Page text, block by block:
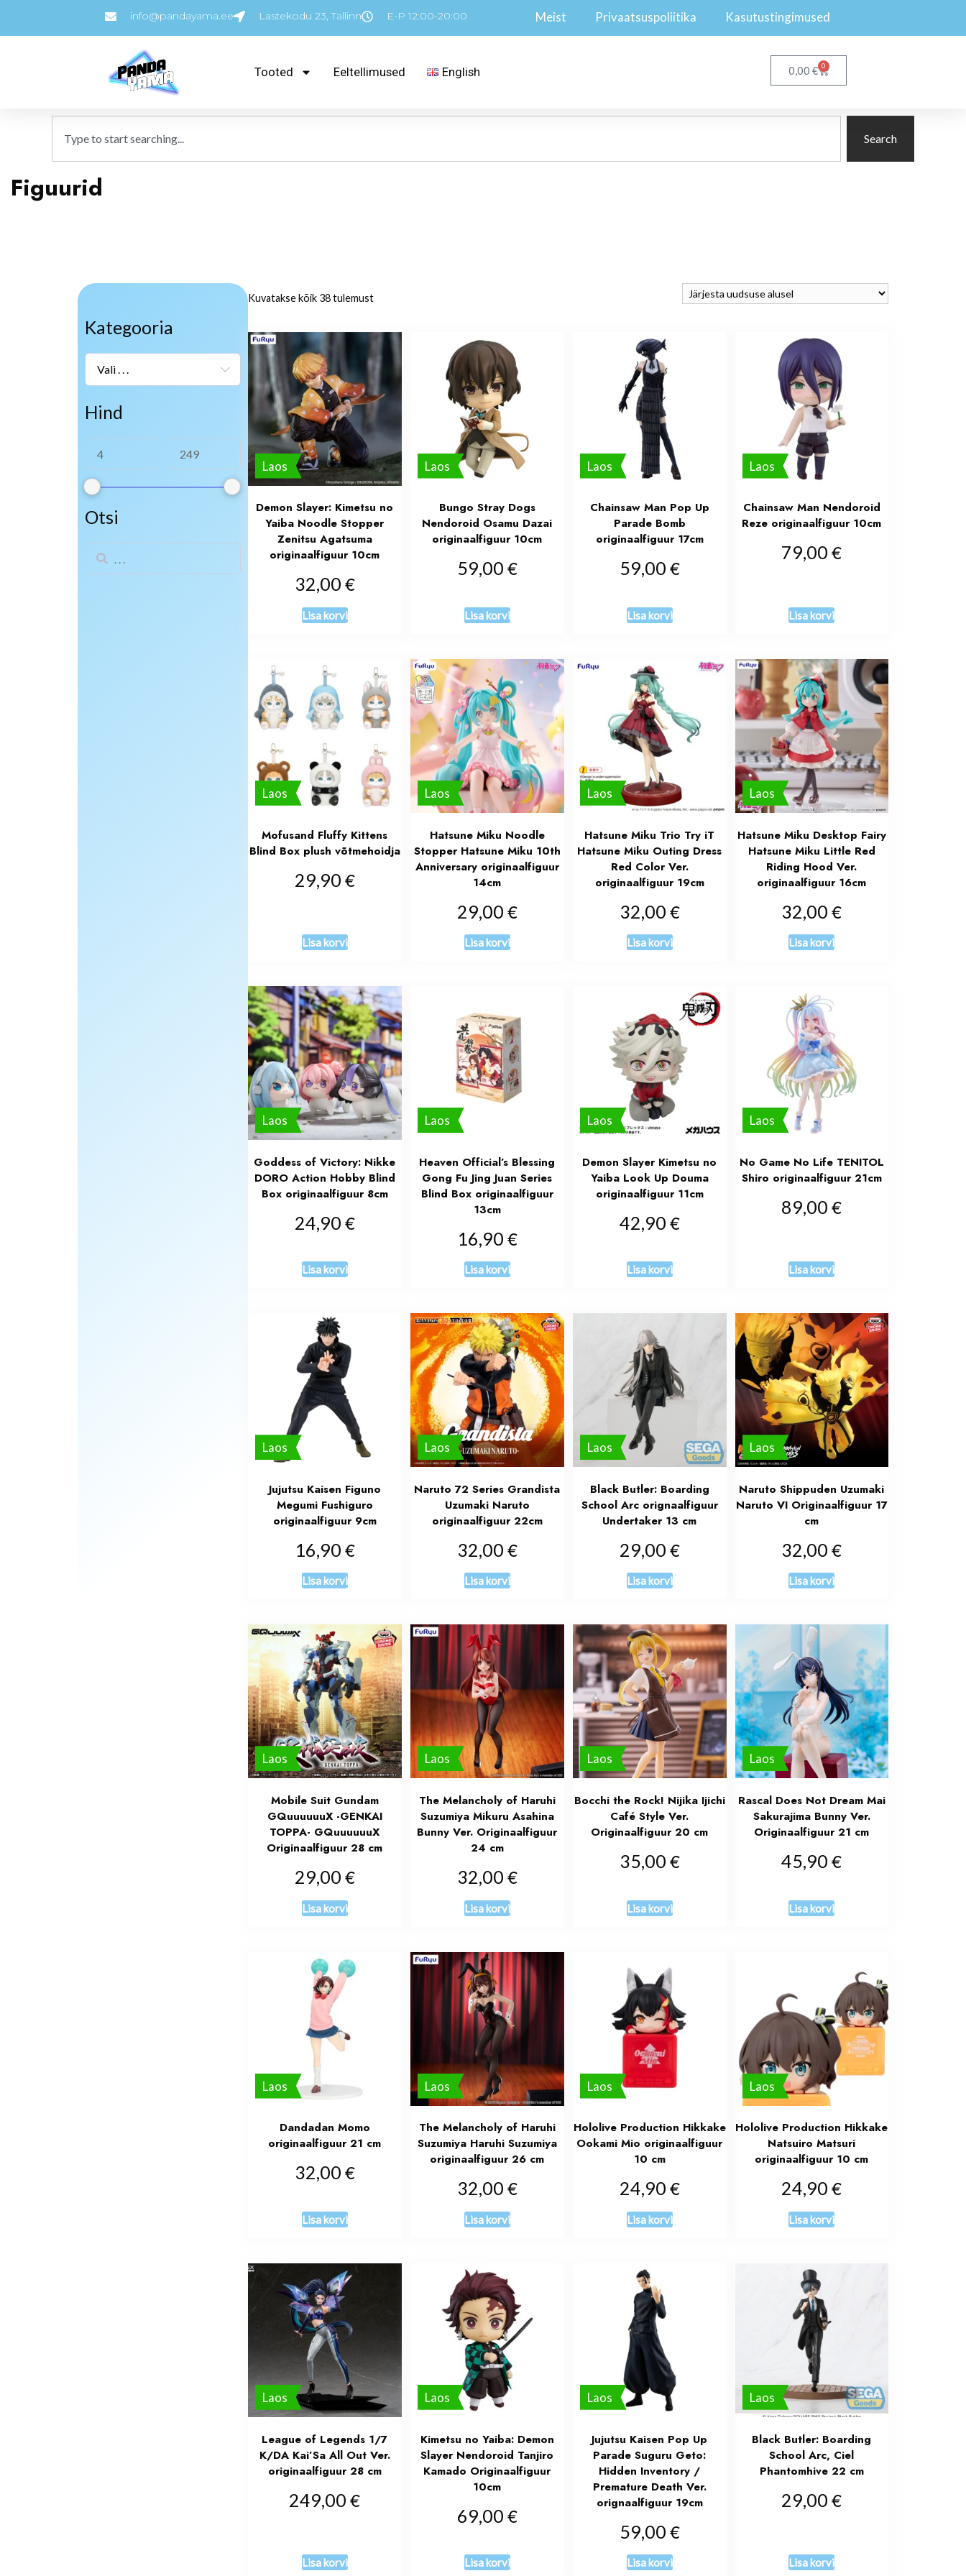
info@pandayama.ee Lastekodu 23, Tallinn E-P 12:00-20:00 Meist Privaatsuspoliitika Kasutustingimused
Tooted Eeltellimused English 0,00€ 0
Search
Figuurid
Kategooria
Vali . . .
Hind
Otsi
Kuvatakse kõik 38 tulemust
Laos
Demon Slayer: Kimetsu no
Yaiba Noodle Stopper
Zenitsu Agatsuma
originaalfiguur 10cm
32,00 €
Lisa korvi
Laos
Bungo Stray Dogs
Nendoroid Osamu Dazai
originaalfiguur 10cm
59,00 €
Lisa korvi
Laos
Chainsaw Man Pop Up
Parade Bomb
originaalfiguur 17cm
59,00 €
Lisa korvi
Laos
Chainsaw Man Nendoroid
Reze originaalfiguur 10cm
79,00€
Lisa korvi
Laos
Mofusand Fluffy Kittens
Blind Box plush võtmehoidja
29,90 €
Lisa korvi
Laos
Hatsune Miku Noodle
Stopper Hatsune Miku 10th
Anniversary originaalfiguur
14cm
29,00 €
Lisa korvi
Laos
Hatsune Miku Trio Try iT
Hatsune Miku Outing Dress
Red Color Ver.
originaalfiguur 19cm
32,00 €
Lisa korvi
Laos
Hatsune Miku Desktop Fairy
Hatsune Miku Little Red
Riding Hood Ver.
originaalfiguur 16cm
32,00€
Lisa korvi
Laos
Goddess of Victory: Nikke
DORO Action Hobby Blind
Box originaalfiguur 8cm
24,90 €
Lisa korvi
Laos
Heaven Official’s Blessing
Gong Fu Jing Juan Series
Blind Box originaalfiguur
13cm
16,90 €
Lisa korvi
Laos
Demon Slayer Kimetsu no
Yaiba Look Up Douma
originaalfiguur 11cm
42,90 €
Lisa korvi
Laos
No Game No Life TENITOL
Shiro originaalfiguur 21cm
89,00€
Lisa korvi
Laos
Jujutsu Kaisen Figuno
Megumi Fushiguro
originaalfiguur 9cm
16,90 €
Lisa korvi
Laos
Naruto 72 Series Grandista
Uzumaki Naruto
originaalfiguur 22cm
32,00 €
Lisa korvi
Laos
Black Butler: Boarding
School Arc orignaalfiguur
Undertaker 13 cm
29,00 €
Lisa korvi
Laos
Naruto Shippuden Uzumaki
Naruto VI Originaalfiguur 17
cm
32,00€
Lisa korvi
Laos
Mobile Suit Gundam
GQuuuuuuX -GENKAI
TOPPA- GQuuuuuuX
Originaalfiguur 28 cm
29,00 €
Lisa korvi
Laos
The Melancholy of Haruhi
Suzumiya Mikuru Asahina
Bunny Ver. Originaalfiguur
24 cm
32,00 €
Lisa korvi
Laos
Bocchi the Rock! Nijika Ijichi
Café Style Ver.
Originaalfiguur 20 cm
35,00 €
Lisa korvi
Laos
Rascal Does Not Dream Mai
Sakurajima Bunny Ver.
Originaalfiguur 21 cm
45,90€
Lisa korvi
Laos
Dandadan Momo
originaalfiguur 21 cm
32,00 €
Lisa korvi
Laos
The Melancholy of Haruhi
Suzumiya Haruhi Suzumiya
originaalfiguur 26 cm
32,00 €
Lisa korvi
Laos
Hololive Production Hikkake
Ookami Mio originaalfiguur
10 cm
24,90 €
Lisa korvi
Laos
Hololive Production Hikkake
Natsuiro Matsuri
originaalfiguur 10 cm
24,90€
Lisa korvi
Laos
League of Legends 1/7
K/DA Kai’Sa All Out Ver.
originaalfiguur 28 cm
249,00€
Lisa korvi
Laos
Kimetsu no Yaiba: Demon
Slayer Nendoroid Tanjiro
Kamado Originaalfiguur
10cm
69,00 €
Lisa korvi
Laos
Jujutsu Kaisen Pop Up
Parade Suguru Geto:
Hidden Inventory /
Premature Death Ver.
orignaalfiguur 19cm
59,00 €
Lisa korvi
Laos
Black Butler: Boarding
School Arc, Ciel
Phantomhive 22 cm
29,00€
Lisa korvi